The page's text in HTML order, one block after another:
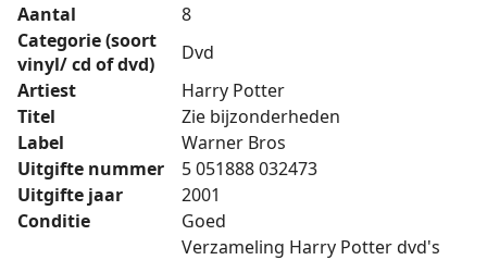
Aantal
8
Categorie (soort
vinyl/ cd of dvd)
Dvd
Artiest
Harry Potter
Titel
Zie bijzonderheden
Label
Warner Bros
Uitgifte nummer
5 051888 032473
Uitgifte jaar
2001
Conditie
Goed
Verzameling Harry Potter dvd's